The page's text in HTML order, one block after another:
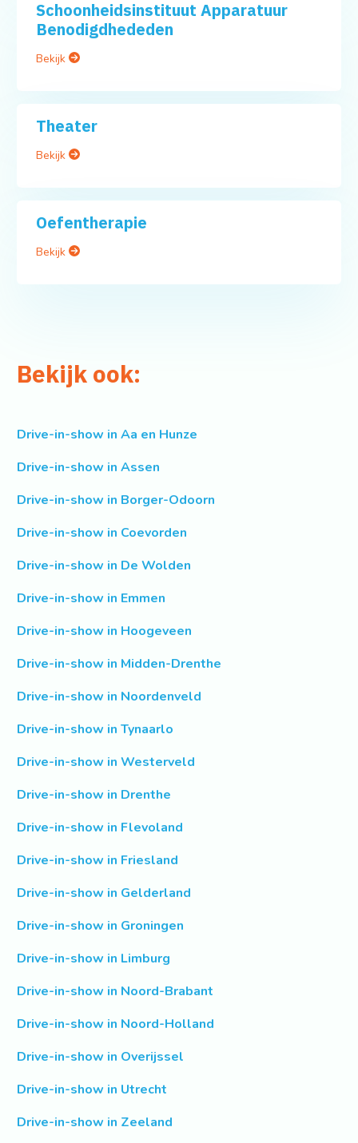
Schoonheidsinstituut Apparatuur
Benodigdhededen
Bekijk
Theater
Bekijk
Oefentherapie
Bekijk
Bekijk ook:
Drive-in-show in Aa en Hunze
Drive-in-show in Assen
Drive-in-show in Borger-Odoorn
Drive-in-show in Coevorden
Drive-in-show in De Wolden
Drive-in-show in Emmen
Drive-in-show in Hoogeveen
Drive-in-show in Midden-Drenthe
Drive-in-show in Noordenveld
Drive-in-show in Tynaarlo
Drive-in-show in Westerveld
Drive-in-show in Drenthe
Drive-in-show in Flevoland
Drive-in-show in Friesland
Drive-in-show in Gelderland
Drive-in-show in Groningen
Drive-in-show in Limburg
Drive-in-show in Noord-Brabant
Drive-in-show in Noord-Holland
Drive-in-show in Overijssel
Drive-in-show in Utrecht
Drive-in-show in Zeeland